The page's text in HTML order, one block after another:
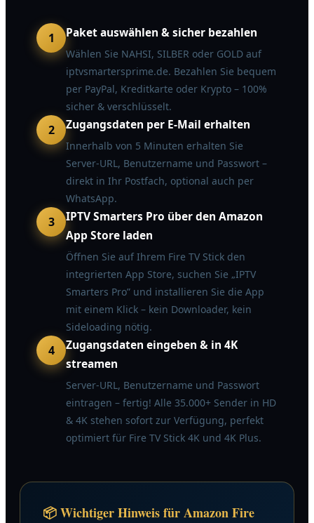
1 Paket auswählen & sicher bezahlen
Wählen Sie NAHSI, SILBER oder GOLD auf
iptvsmartersprime.de. Bezahlen Sie bequem
per PayPal, Kreditkarte oder Krypto – 100%
sicher & verschlüsselt.
2 Zugangsdaten per E-Mail erhalten
Innerhalb von 5 Minuten erhalten Sie
Server-URL, Benutzername und Passwort –
direkt in Ihr Postfach, optional auch per
WhatsApp.
3
IPTV Smarters Pro über den Amazon
App Store laden
Öffnen Sie auf Ihrem Fire TV Stick den
integrierten App Store, suchen Sie „IPTV
Smarters Pro” und installieren Sie die App
mit einem Klick – kein Downloader, kein
Sideloading nötig.
4
Zugangsdaten eingeben & in 4K
streamen
Server-URL, Benutzername und Passwort
eintragen – fertig! Alle 35.000+ Sender in HD
& 4K stehen sofort zur Verfügung, perfekt
optimiert für Fire TV Stick 4K und 4K Plus.
📦 Wichtiger Hinweis für Amazon Fire